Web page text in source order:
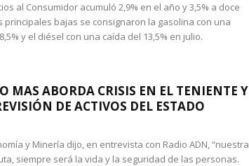
al Consumidor acumuló 2,9% en el año y 3,5% a doce
principales bajas se consignaron la gasolina con una
y el diésel con una caída del 13,5% en julio.
MAS ABORDA CRISIS EN EL TENIENTE Y
DE ACTIVOS DEL ESTADO
y Minería dijo, en entrevista con Radio ADN, “nuestra
siempre será la vida y la seguridad de las personas.